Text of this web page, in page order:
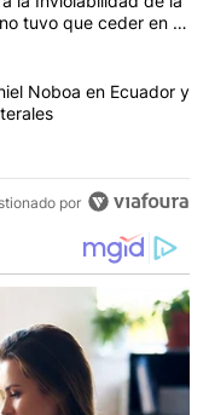
tuvo que ceder en la
Milei se reunió con
Noboa en Ecuador y
por